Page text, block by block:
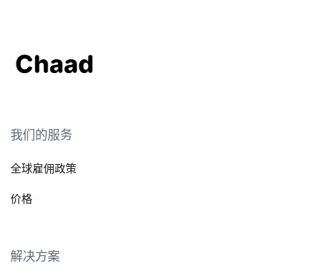
我们的服务
全球雇佣政策
价格
解决方案